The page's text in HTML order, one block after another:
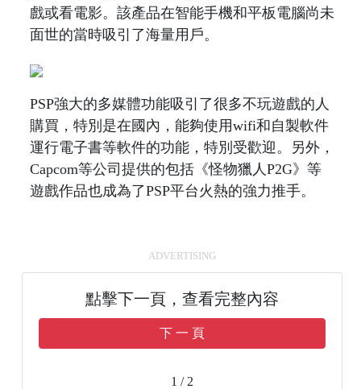
戲或看電影。該產品在智能手機和平板電腦尚未
面世的當時吸引了海量用戶。
PSP強大的多媒體功能吸引了很多不玩遊戲的人
購買，特別是在國內，能夠使用wifi和自製軟件
運行電子書等軟件的功能，特別受歡迎。另外，
Capcom等公司提供的包括《怪物獵人P2G》等
遊戲作品也成為了PSP平台火熱的強力推手。
ADVERTISING
點擊下一頁，查看完整內容
下 一 頁
1 / 2